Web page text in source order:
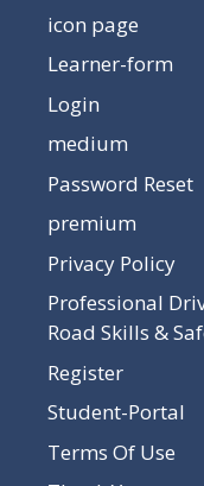
icon page
Learner-form
Login
medium
Password Reset
premium
Privacy Policy
Professional
Road Skills &
Register
Student-Portal
Terms Of Use